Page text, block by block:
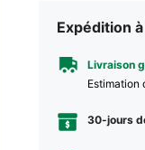
Expédition à
Livraison
Estimation
30-jours